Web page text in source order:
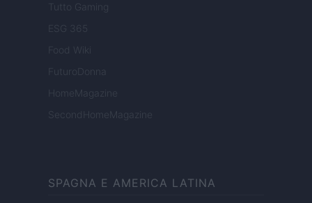
Tutto Gaming
ESG 365
Food Wiki
FuturoDonna
HomeMagazine
SecondHomeMagazine
SPAGNA E AMERICA LATINA